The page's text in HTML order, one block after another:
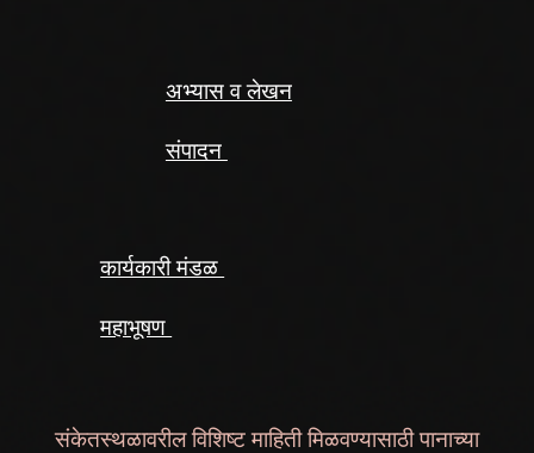
अभ्यास व लेखन
संपादन
कार्यकारी मंडळ
महाभूषण
संकेतस्थळावरील विशिष्ट माहिती मिळवण्यासाठी पानाच्या